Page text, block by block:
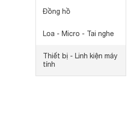
Đồng hồ
Loa - Micro - Tai nghe
Thiết bị - Linh kiện máy
tính